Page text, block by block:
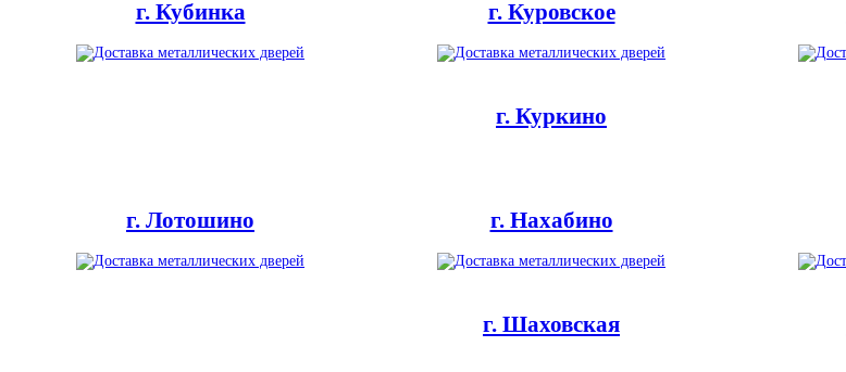
г. Кубинка г. Куровское
г. Куркино
г. Лотошино г. Нахабино
г. Шаховская